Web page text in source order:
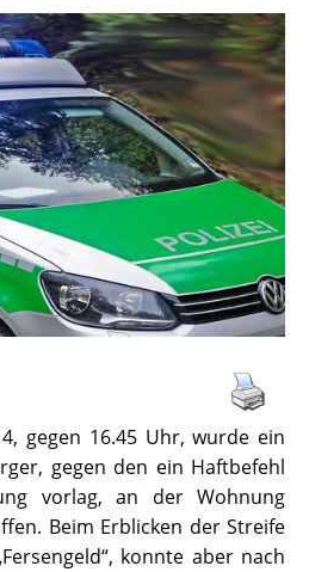
gegen 16.45 Uhr, wurde ein
gegen den ein Haftbefehl
vorlag, an der Wohnung
Beim Erblicken der Streife
konnte aber nach